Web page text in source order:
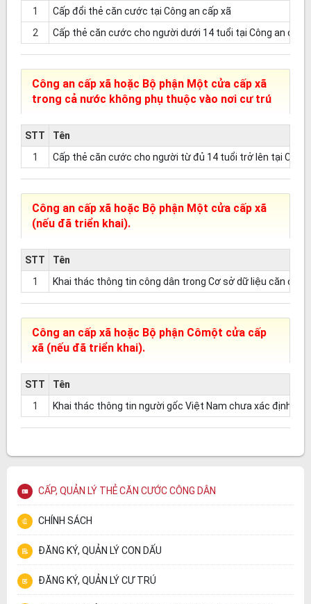
1
Cấp đổi thẻ căn cước tại Công an cấp xã
2
Cấp thẻ căn cước cho người dưới 14 tuổi tại Công an cấp
Công an cấp xã hoặc Bộ phận Một cửa cấp xã
trong cả nước không phụ thuộc vào nơi cư trú
STT
Tên
1
Cấp thẻ căn cước cho người từ đủ 14 tuổi trở lên tại Công
Công an cấp xã hoặc Bộ phận Một cửa cấp xã
(nếu đã triển khai).
STT
Tên
1
Khai thác thông tin công dân trong Cơ sở dữ liệu căn
Công an cấp xã hoặc Bộ phận Cômột cửa cấp
xã (nếu đã triển khai).
STT
Tên
1
Khai thác thông tin người gốc Việt Nam chưa xác định
CẤP, QUẢN LÝ THẺ CĂN CƯỚC CÔNG DÂN
CHÍNH SÁCH
ĐĂNG KÝ, QUẢN LÝ CON DẤU
ĐĂNG KÝ, QUẢN LÝ CƯ TRÚ